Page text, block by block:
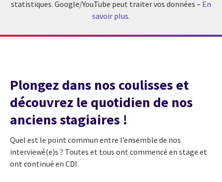
statistiques. Google/YouTube peut traiter vos données – En
savoir plus.
Plongez dans nos coulisses et
découvrez le quotidien de nos
anciens stagiaires !
Quel est le point commun entre l’ensemble de nos
interviewé(e)s ? Toutes et tous ont commencé en stage et
ont continué en CDI.